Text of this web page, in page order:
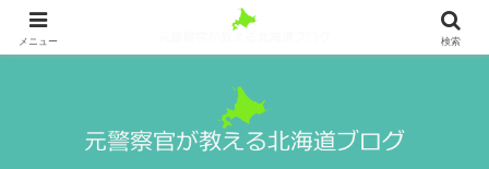
札幌出身の元警察官が警察官になる方法や実際の生活、北海道の魅力や観光地
メニュー 検索